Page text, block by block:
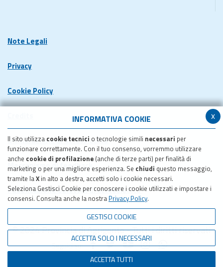
x
INFORMATIVA COOKIE
Il sito utilizza cookie tecnici o tecnologie simili necessari per
funzionare correttamente. Con il tuo consenso, vorremmo utilizzare
anche cookie di profilazione (anche di terze parti) per finalità di
marketing o per una migliore esperienza. Se chiudi questo messaggio,
tramite laX in alto a destra, accetti solo i cookie necessari.
Seleziona Gestisci Cookie per conoscere i cookie utilizzati e impostare i
consensi. Consulta anche la nostra Privacy Policy.
GESTISCI COOKIE
ACCETTA SOLO I NECESSARI
ACCETTA TUTTI
Note Legali
Privacy
Cookie Policy
Dichiarazione di accessibilita'
Meccanismo di feedback
Pubblicazione obiettivi di accessibilita'
© 2024 Provincia di Agrigento - Tutti i diritti riservati
Seguici su: